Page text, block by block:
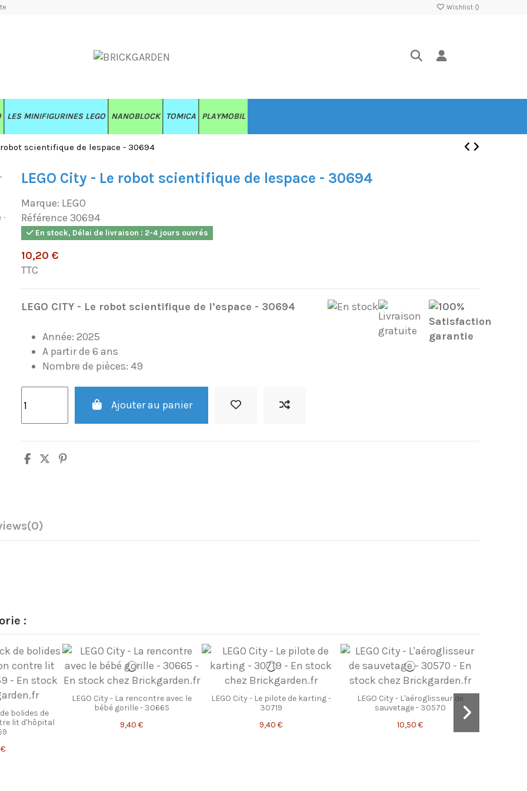
Wishlist ()
LES MINIFIGURINES LEGO NANOBLOCK TOMICA PLAYMOBIL
robot scientifique de lespace - 30694
LEGO City - Le robot scientifique de lespace - 30694
Marque: LEGO
Référence 30694
En stock, Délai de livraison : 2-4 jours ouvrés
10,20 €
TTC
LEGO CITY- Le robot scientifique de l’espace - 30694
Année: 2025
A partir de 6 ans
Nombre de pièces: 49
Ajouter au panier
(0)
:
bolides de
lit d'hôpital
LEGO City - La rencontre avec le
bébé gorille - 30665
9,40 €
LEGO City - Le pilote de karting -
30719
9,40 €
LEGO City - L'aéroglisseur de
sauvetage - 30570
10,50 €